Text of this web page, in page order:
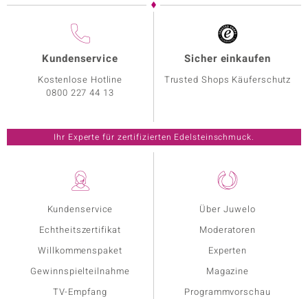
Kundenservice
Echtheitszertifikat
Willkommenspaket
Gewinnspielteilnahme
TV-Empfang
Über Juwelo
Moderatoren
Experten
Magazine
Programmvorschau
Kundenservice
Kostenlose Hotline
0800 227 44 13
Sicher einkaufen
Trusted Shops Käuferschutz
Ihr Experte für zertifizierten Edelsteinschmuck.